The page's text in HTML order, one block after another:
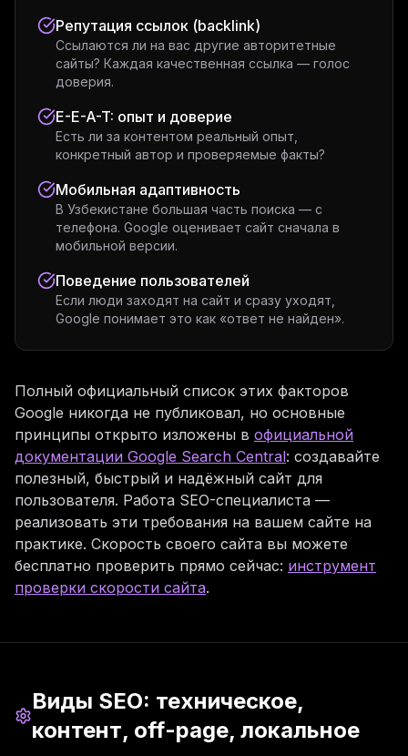
Репутация ссылок (backlink)
Ссылаются ли на вас другие авторитетные
сайты? Каждая качественная ссылка — голос
доверия.
E-E-A-T: опыт и доверие
Есть ли за контентом реальный опыт,
конкретный автор и проверяемые факты?
Мобильная адаптивность
В Узбекистане большая часть поиска — с
телефона. Google оценивает сайт сначала в
мобильной версии.
Поведение пользователей
Если люди заходят на сайт и сразу уходят,
Google понимает это как «ответ не найден».
Полный официальный список этих факторов
Google никогда не публиковал, но основные
принципы открыто изложены в официальной
документации Google Search Central: создавайте
полезный, быстрый и надёжный сайт для
пользователя. Работа SEO-специалиста —
реализовать эти требования на вашем сайте на
практике. Скорость своего сайта вы можете
бесплатно проверить прямо сейчас: инструмент
проверки скорости сайта.
Виды SEO: техническое,
контент, off-page, локальное